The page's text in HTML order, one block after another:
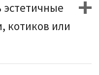
котиков или